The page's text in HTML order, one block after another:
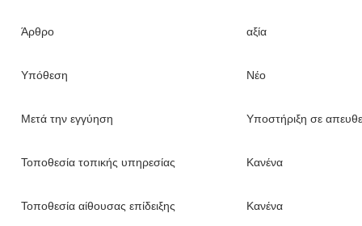
Άρθρο αξία
Υπόθεση Νέο
Μετά την εγγύηση Υποστήριξη σε
Τοποθεσία τοπικής υπηρεσίας Κανένα
Τοποθεσία αίθουσας επίδειξης Κανένα